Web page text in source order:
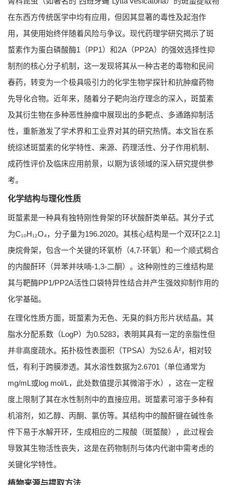
在东西方传统医学中均有应用，但因其显著的毒性及起泡作
用，其使用始终伴随着风险与争议。现代药理学研究揭示了斑
蝥素作为蛋白磷酸酶1（PP1）和2A（PP2A）的强效选择性抑
制剂的核心分子机制，这一发现将其从一种古老的毒物和民间
春药，转变为一个极具吸引力的化学生物学探针和抗肿瘤药物
先导化合物。近年来，随着分子靶向治疗理念的深入，斑蝥素
及其衍生物在多种恶性肿瘤中展现出的多靶点、多通路抑制活
性，重新激发了学术界和工业界对其的研究热情。本文旨在系
统综述斑蝥素的化学特性、来源、药理活性、分子作用机制、
成药性评价及临床应用前景，以期为该领域的深入研究提供参
考。
化学结构与理化性质
斑蝥素是一种具有独特刚性骨架的环状酸酐类单萜。其分子式
为C₁₀H₁₂O₄，分子量为196.2020。其核心结构是一个双环[2.2.1]
庚烷骨架，包含一个关键的环氧桥（4,7-环氧）和一个顺式稠合
的内酸酐环（异苯并呋喃-1,3-二酮）。这种刚性的三维结构是
其与靶酶PP1/PP2A活性口袋特异性结合并产生强效抑制作用的
化学基础。
在理化性质方面，斑蝥素为无色、无臭的斜方形片状结晶。其
脂水分配系数（LogP）为0.5283，表明其具有一定的亲脂性但
并非高度疏水。拓扑极性表面积（TPSA）为52.6 Å²，相对较
低，有利于跨膜渗透。其水溶性数据为2.6701（单位通常为
mg/mL或log mol/L，此处数值提示其微溶于水），这在一定程
度上限制了其在水性制剂中的直接应用。斑蝥素可溶于多种有
机溶剂，如乙醇、丙酮、氯仿等。其结构中的酸酐键在碱性条
件下易于水解开环，生成相应的二羧酸（斑蝥酸），此过程会
导致其生物活性丧失，这是在药物制剂与体内代谢中需考虑的
关键化学特性。
植物来源与提取方法